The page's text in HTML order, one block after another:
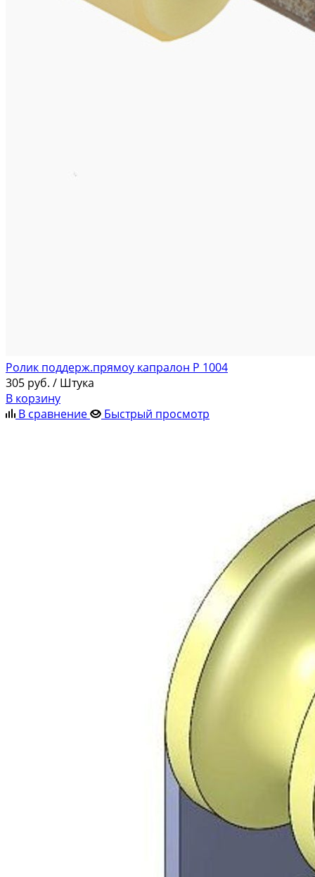
Ролик поддерж.прямоу капралон Р 1004
305 руб. / Штука
В корзину
В сравнение
Быстрый просмотр